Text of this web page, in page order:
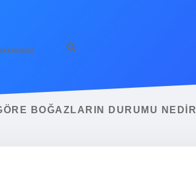
BOĞAZLARIN DURUMU NEDIR